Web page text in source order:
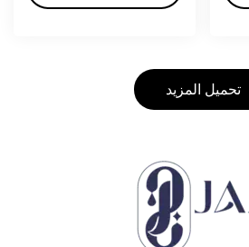
تحميل المزيد